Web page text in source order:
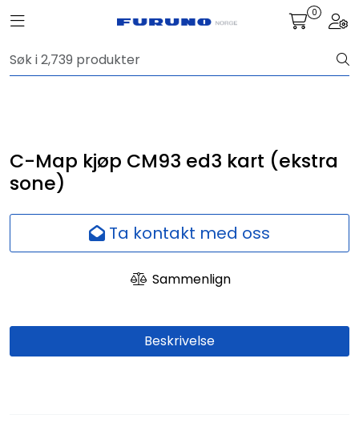
Toggle navigation 0
C-Map kjøp CM93 ed3 kart (ekstra
sone)
Ta kontakt med oss
Sammenlign
Beskrivelse
Navigasjon
Fiskeleting
Survey
Digitale tjenester
Skjermer